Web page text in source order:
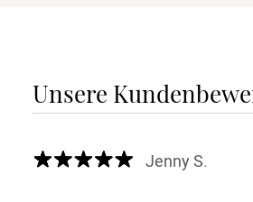
Unsere
Jenny S.